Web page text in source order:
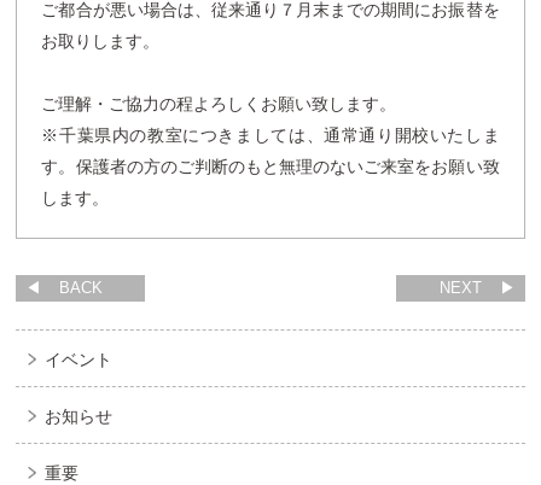
ご都合が悪い場合は、従来通り７月末までの期間にお振替を
お取りします。
ご理解・ご協力の程よろしくお願い致します。
※千葉県内の教室につきましては、通常通り開校いたしま
す。保護者の方のご判断のもと無理のないご来室をお願い致
します。
BACK NEXT
イベント
お知らせ
重要